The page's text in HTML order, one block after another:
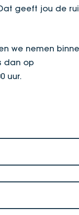
geeft jou de
we nemen
dan op
uur.